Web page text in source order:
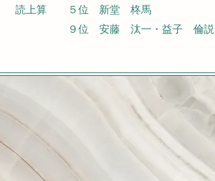
読上算 ５位 新堂 柊馬
９位 安藤 汰一・益子 倫説